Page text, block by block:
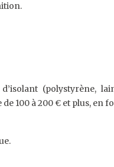
(polystyrène,
100 à 200 € et plus, en